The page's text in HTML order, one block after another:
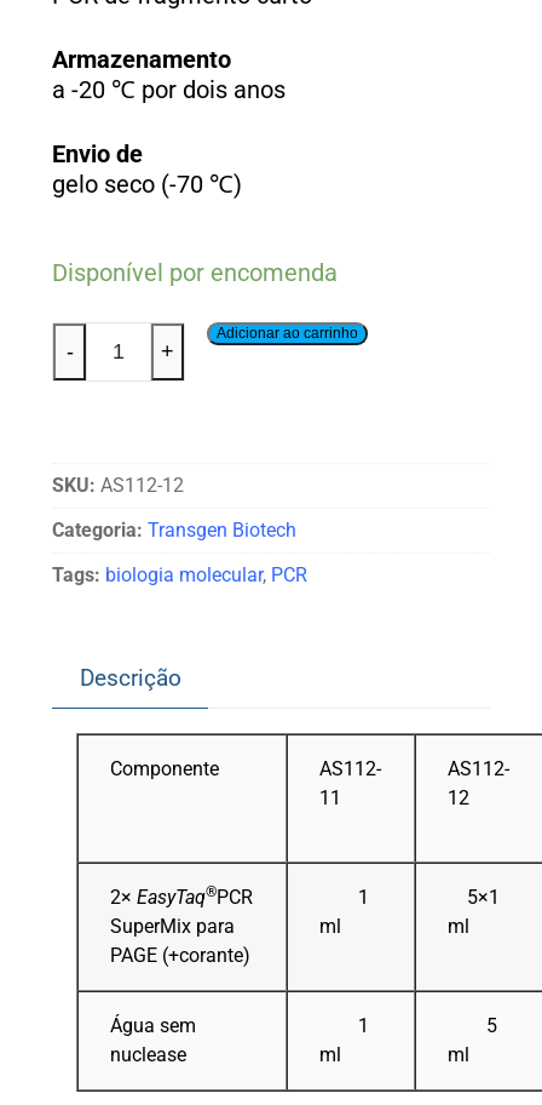
Armazenamento
a -20 ℃ por dois anos
Envio de
gelo seco (-70 ℃)
Disponível por encomenda
- +
Adicionar ao carrinho
SKU: AS112-12
Categoria: Transgen Biotech
Tags: biologia molecular, PCR
Descrição
Componente
AS112-
11
AS112-
12
2×EasyTaq®PCR
SuperMix para
PAGE (+corante)
1
ml
5×1
ml
Água sem
nuclease
1
ml
5
ml